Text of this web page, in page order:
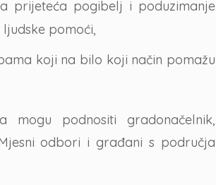
prijeteća pogibelj i poduzimanje
pomoći,
koji na bilo koji način pomažu
mogu podnositi gradonačelnik,
odbori i građani s područja